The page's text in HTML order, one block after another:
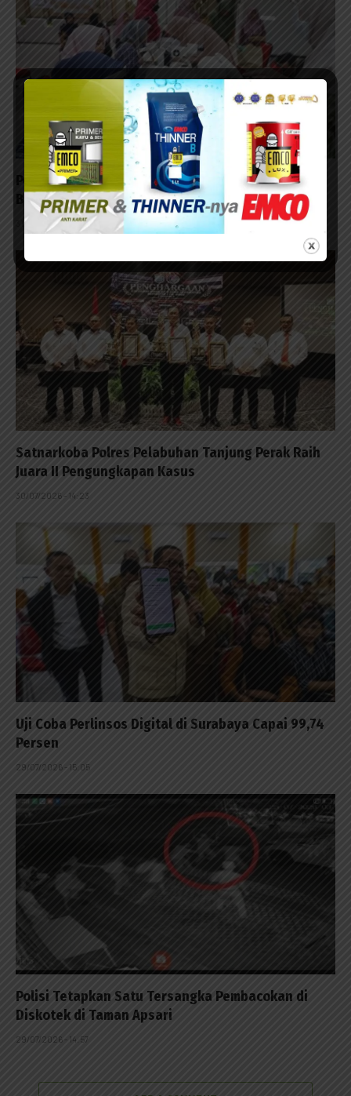
Periksa Mata Guru PAUD, Gandeng RSMM Jatim dan
Baznas
31/07/2026 - 13:57
Satnarkoba Polres Pelabuhan Tanjung Perak Raih
Juara II Pengungkapan Kasus
30/07/2026 - 14:23
Uji Coba Perlinsos Digital di Surabaya Capai 99,74
Persen
29/07/2026 - 15:05
Polisi Tetapkan Satu Tersangka Pembacokan di
Diskotek di Taman Apsari
29/07/2026 - 14:57